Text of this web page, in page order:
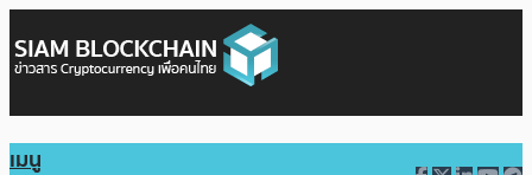
เมนู